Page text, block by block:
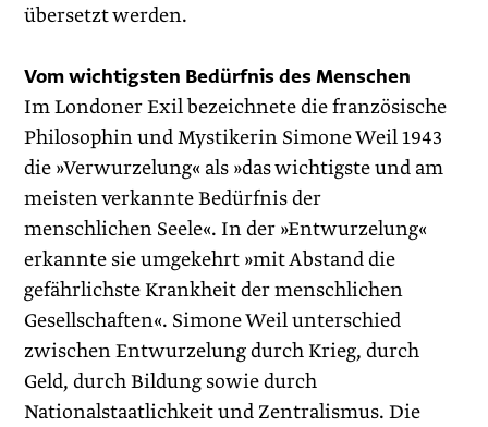
übersetzt werden.
Vom wichtigsten Bedürfnis des Menschen
Im Londoner Exil bezeichnete die französische
Philosophin und Mystikerin Simone Weil 1943
die »Verwurzelung« als »das wichtigste und am
meisten verkannte Bedürfnis der
menschlichen Seele«. In der »Entwurzelung«
erkannte sie umgekehrt »mit Abstand die
gefährlichste Krankheit der menschlichen
Gesellschaften«. Simone Weil unterschied
zwischen Entwurzelung durch Krieg, durch
Geld, durch Bildung sowie durch
Nationalstaatlichkeit und Zentralismus. Die